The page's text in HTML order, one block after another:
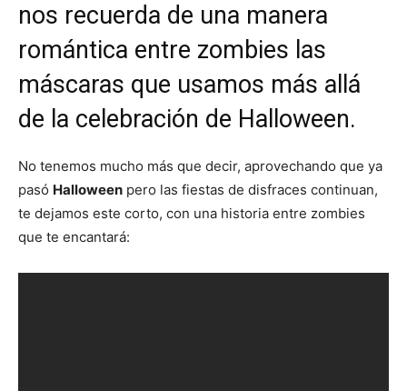
nos recuerda de una manera
romántica entre zombies las
máscaras que usamos más allá
de la celebración de Halloween.
No tenemos mucho más que decir, aprovechando que ya
pasó Halloween pero las fiestas de disfraces continuan,
te dejamos este corto, con una historia entre zombies
que te encantará: